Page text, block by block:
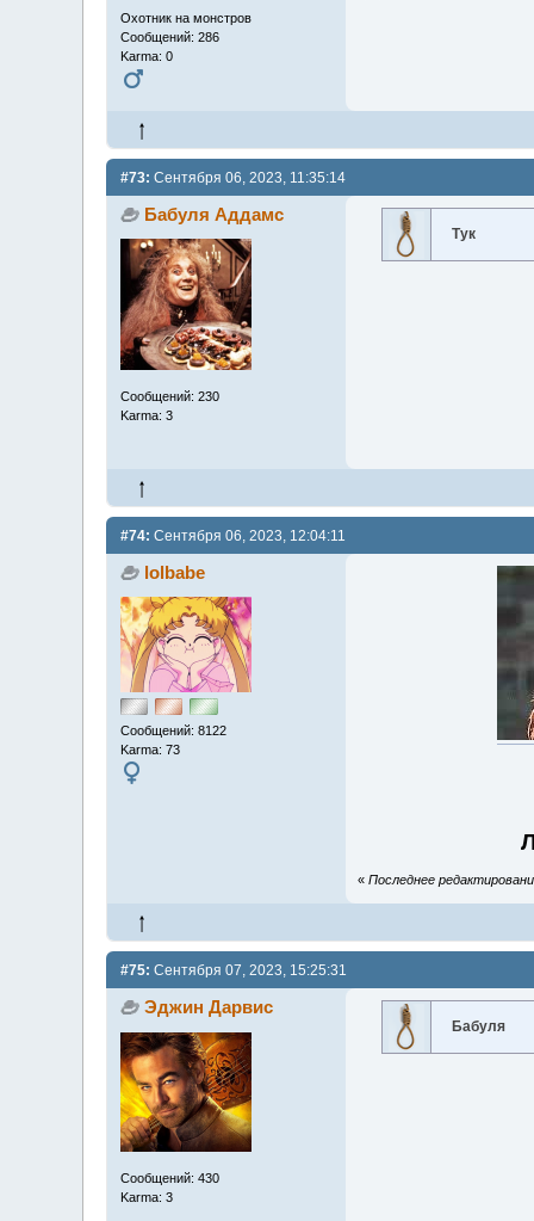
Охотник на монстров
Сообщений: 286
Karma: 0
#73: Сентября 06, 2023, 11:35:14
Бабуля Аддамс
Сообщений: 230
Karma: 3
Тук
#74: Сентября 06, 2023, 12:04:11
lolbabe
Сообщений: 8122
Karma: 73
« Последнее
#75: Сентября 07, 2023, 15:25:31
Эджин Дарвис
Сообщений: 430
Karma: 3
Бабуля